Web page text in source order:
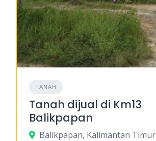
TANAH
Tanah dijual di Km13
Balikpapan
Balikpapan, Kalimantan Timur